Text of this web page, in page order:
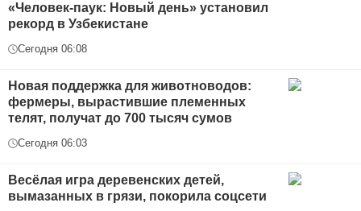
«Человек-паук: Новый день» установил
рекорд в Узбекистане
Сегодня 06:08
Новая поддержка для животноводов:
фермеры, вырастившие племенных
телят, получат до 700 тысяч сумов
Сегодня 06:03
Весёлая игра деревенских детей,
вымазанных в грязи, покорила соцсети